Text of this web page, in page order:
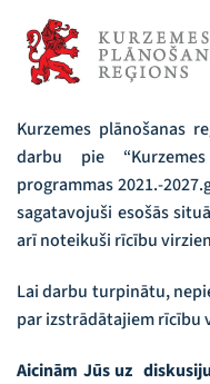
Kurzemes plānošanas
darbu pie
programmas 2021.-
sagatavojuši esošās
arī noteikuši rīcību
Lai darbu turpinātu,
par izstrādātajiem rīcību
Aicinām Jūs uz